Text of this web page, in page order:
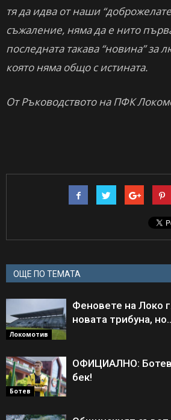
тя да идва от наши
съжаление, няма да е нито
последната такава “новина” за
която няма общо с истината.
От Ръководството на ПФК
ОЩЕ ПО ТЕМАТА
Локомотив
Феновете на Локо
новата трибуна,
Ботев
ОФИЦИАЛНО: Ботев
бек!